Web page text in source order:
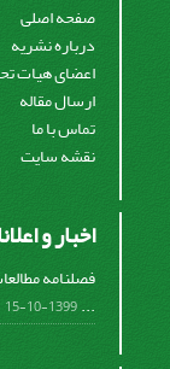
صفحه اصلی
درباره نشریه
اعضای هیات
ارسال مقاله
تماس با ما
نقشه سایت
اخبار و
فصلنامه
...
1399-10-15